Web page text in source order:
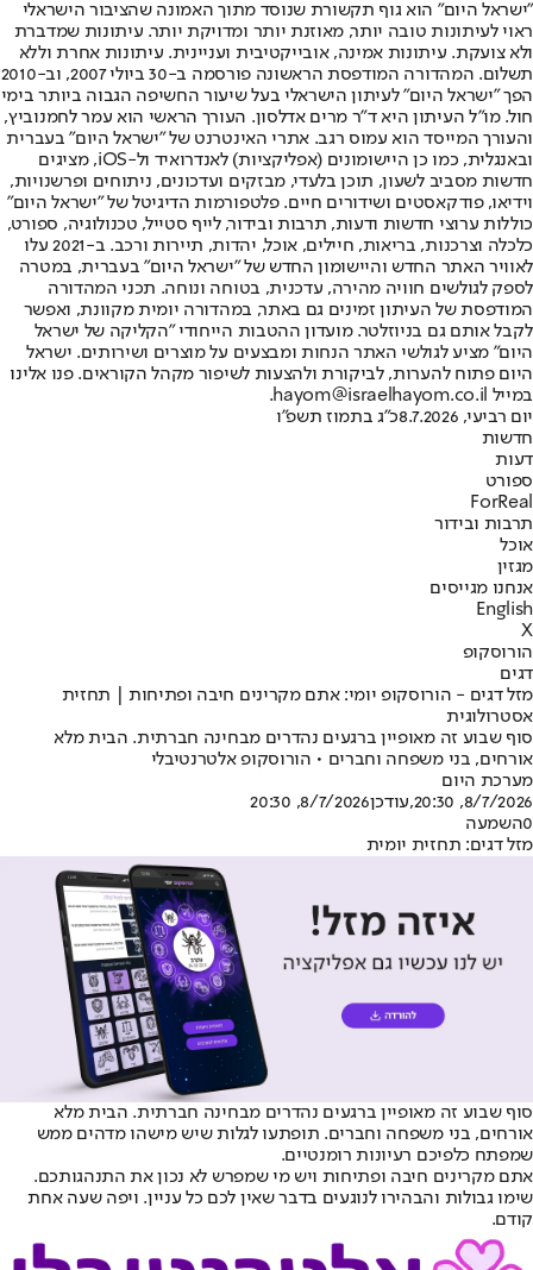
"ישראל היום" הוא גוף תקשורת שנוסד מתוך האמונה שהציבור הישראלי
ראוי לעיתונות טובה יותר, מאוזנת יותר ומדויקת יותר. עיתונות שמדברת
ולא צועקת. עיתונות אמינה, אובייקטיבית ועניינית. עיתונות אחרת וללא
תשלום. המהדורה המודפסת הראשונה פורסמה ב-30 ביולי 2007, וב-2010
הפך "ישראל היום" לעיתון הישראלי בעל שיעור החשיפה הגבוה ביותר בימי
חול. מו"ל העיתון היא ד"ר מרים אדלסון. העורך הראשי הוא עמר לחמנוביץ,
והעורך המייסד הוא עמוס רגב. אתרי האינטרנט של "ישראל היום" בעברית
ובאנגלית, כמו כן היישומונים (אפליקציות) לאנדרואיד ול-iOS, מציגים
חדשות מסביב לשעון, תוכן בלעדי, מבזקים ועדכונים, ניתוחים ופרשנויות,
וידיאו, פודקאסטים ושידורים חיים. פלטפורמות הדיגיטל של "ישראל היום"
כוללות ערוצי חדשות ודעות, תרבות ובידור, לייף סטייל, טכנולוגיה, ספורט,
כלכלה וצרכנות, בריאות, חיילים, אוכל, יהדות, תיירות ורכב. ב-2021 עלו
לאוויר האתר החדש והיישומון החדש של "ישראל היום" בעברית, במטרה
לספק לגולשים חוויה מהירה, עדכנית, בטוחה ונוחה. תכני המהדורה
המודפסת של העיתון זמינים גם באתר, במהדורה יומית מקוונת, ואפשר
לקבל אותם גם בניוזלטר. מועדון ההטבות הייחודי "הקליקה של ישראל
היום" מציע לגולשי האתר הנחות ומבצעים על מוצרים ושירותים. ישראל
היום פתוח להערות, לביקורת ולהצעות לשיפור מקהל הקוראים. פנו אלינו
במייל hayom@israelhayom.co.il.
יום רביעי, 8.7.2026
כ"ג בתמוז תשפ"ו
חדשות
דעות
ספורט
ForReal
תרבות ובידור
אוכל
מגזין
אנחנו מגייסים
English
X
הורוסקופ
דגים
מזל דגים - הורוסקופ יומי: אתם מקרינים חיבה ופתיחות | תחזית
אסטרולוגית
סוף שבוע זה מאופיין ברגעים נהדרים מבחינה חברתית. הבית מלא
אורחים, בני משפחה וחברים • הורוסקופ אלטרנטיבלי
מערכת היום
8/7/2026, 20:30
,עודכן8/7/2026, 20:30
0השמעה
מזל דגים: תחזית יומית
סוף שבוע זה מאופיין ברגעים נהדרים מבחינה חברתית. הבית מלא
אורחים, בני משפחה וחברים. תופתעו לגלות שיש מישהו מדהים ממש
שמפתח כלפיכם רעיונות רומנטיים.
אתם מקרינים חיבה ופתיחות ויש מי שמפרש לא נכון את התנהגותכם.
שימו גבולות והבהירו לנוגעים בדבר שאין לכם כל עניין. ויפה שעה אחת
קודם.